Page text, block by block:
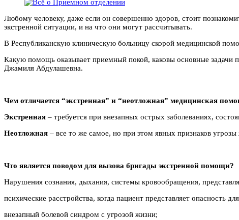
Любому человеку, даже если он совершенно здоров, стоит
экстренной ситуации, и на что они могут рассчитывать.
В Республиканскую клиническую больницу скорой медицинской
Какую помощь оказывает приемный покой, каковы основные
Джамиля Абдулашевна.
Чем отличается “экстренная” и “неотложная” медицинская
Экстренная – требуется при внезапных острых заболеваниях,
Неотложная – все то же самое, но при этом явных признаков
Что является поводом для вызова бригады экстренной помощи?
Нарушения сознания, дыхания, системы кровообращения,
психические расстройства, когда пациент представляет опасность
внезапный болевой синдром с угрозой жизни;